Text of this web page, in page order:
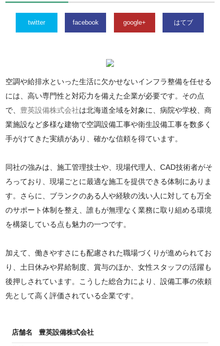
twitter facebook google+ はてブ
空調や給排水といった生活に欠かせないインフラ整備を任せる
には、高い専門性と対応力を備えた企業が必要です。その点
で、 豊英設備株式会社は北海道全域を対象に、病院や学校、商
業施設など多様な建物で空調設備工事や衛生設備工事を数多く
手がけてきた実績があり、確かな信頼を得ています。
同社の強みは、施工管理技士や、現場代理人、CAD技術者がそ
ろっており、現場ごとに最適な施工を提供できる体制にありま
す。さらに、ブランクのある人や経験の浅い人に対しても万全
のサポート体制を整え、誰もが無理なく業務に取り組める環境
を構築している点も魅力の一つです。
加えて、働きやすさにも配慮された職場づくりが進められてお
り、土日休みや昇給制度、賞与のほか、女性スタッフの活躍も
後押しされています。こうした総合力により、設備工事の依頼
先として高く評価されている企業です。
店舗名 豊英設備株式会社